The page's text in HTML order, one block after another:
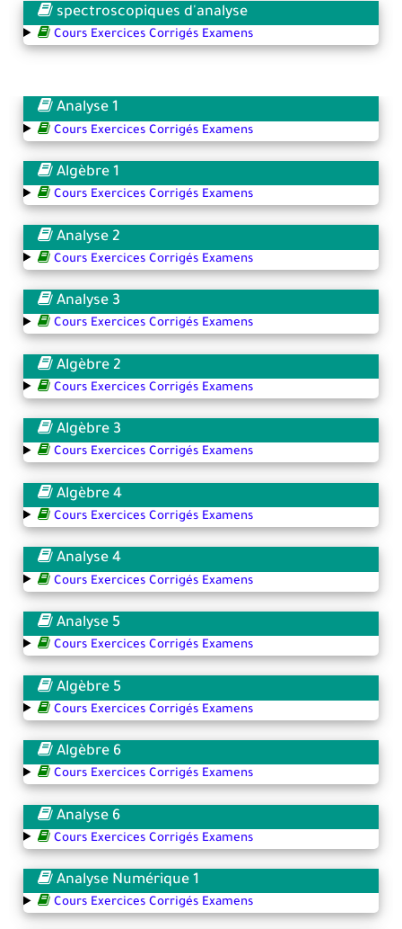
spectroscopiques d'analyse
Cours Exercices Corrigés Examens
Analyse 1
Cours Exercices Corrigés Examens
Algèbre 1
Cours Exercices Corrigés Examens
Analyse 2
Cours Exercices Corrigés Examens
Analyse 3
Cours Exercices Corrigés Examens
Algèbre 2
Cours Exercices Corrigés Examens
Algèbre 3
Cours Exercices Corrigés Examens
Algèbre 4
Cours Exercices Corrigés Examens
Analyse 4
Cours Exercices Corrigés Examens
Analyse 5
Cours Exercices Corrigés Examens
Algèbre 5
Cours Exercices Corrigés Examens
Algèbre 6
Cours Exercices Corrigés Examens
Analyse 6
Cours Exercices Corrigés Examens
Analyse Numérique 1
Cours Exercices Corrigés Examens